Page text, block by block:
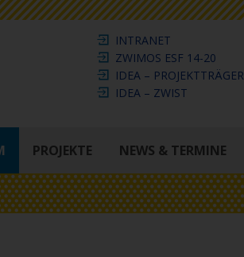
INTRANET
ZWIMOS ESF 14-20
IDEA – PROJEKTTRÄGER
IDEA – ZWIST
PROJEKTE NEWS & TERMINE